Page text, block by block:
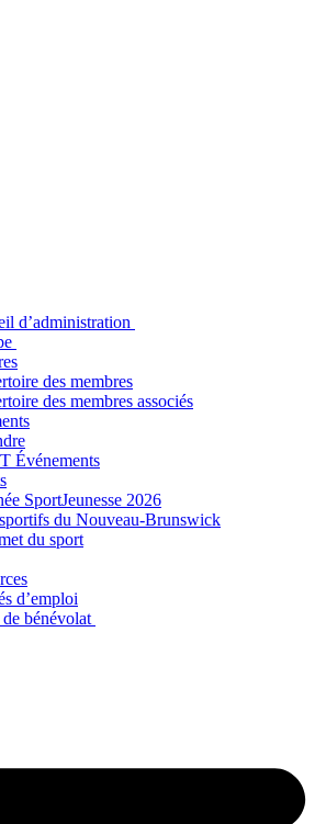
d’administration
des membres
des membres associés
Événements
SportJeunesse 2026
du Nouveau-Brunswick
du sport
d’emploi
bénévolat